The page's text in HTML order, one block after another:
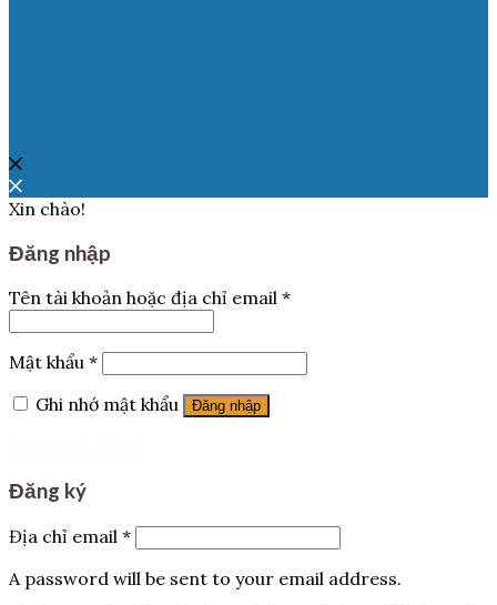
Xin chào!
Đăng nhập
Tên tài khoản hoặc địa chỉ email *
Mật khẩu *
Ghi nhớ mật khẩu
Đăng nhập
Đăng ký
Địa chỉ email *
A password will be sent to your email address.